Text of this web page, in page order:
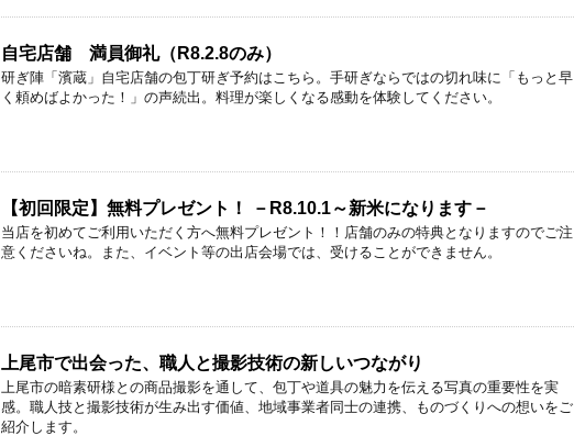
自宅店舗 満員御礼（R8.2.8のみ）
研ぎ陣「濱蔵」自宅店舗の包丁研ぎ予約はこちら。手研ぎならではの切れ味に「もっと早
く頼めばよかった！」の声続出。料理が楽しくなる感動を体験してください。
【初回限定】無料プレゼント！ －R8.10.1～新米になります－
当店を初めてご利用いただく方へ無料プレゼント！！店舗のみの特典となりますのでご注
意くださいね。また、イベント等の出店会場では、受けることができません。
上尾市で出会った、職人と撮影技術の新しいつながり
上尾市の暗素研様との商品撮影を通して、包丁や道具の魅力を伝える写真の重要性を実
感。職人技と撮影技術が生み出す価値、地域事業者同士の連携、ものづくりへの想いをご
紹介します。